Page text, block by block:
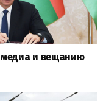
медиа и вещанию